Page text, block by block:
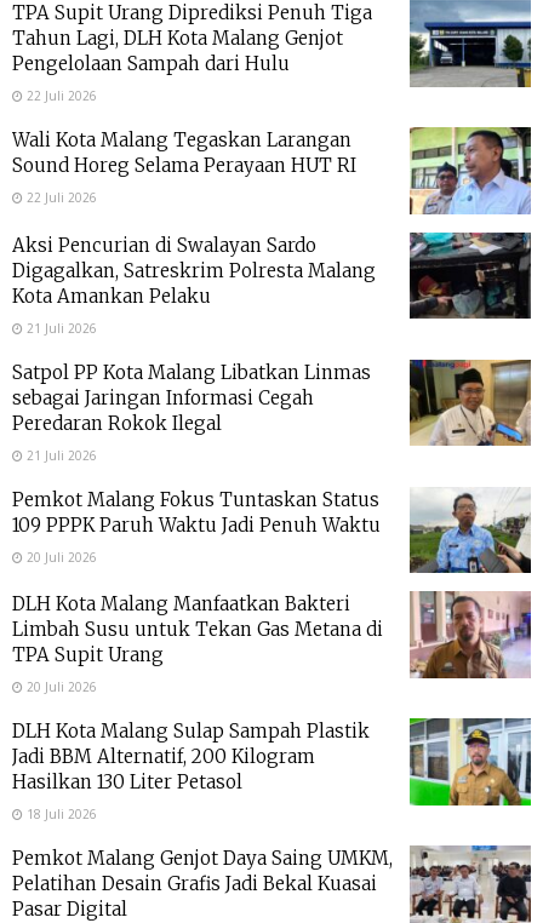
TPA Supit Urang Diprediksi Penuh Tiga
Tahun Lagi, DLH Kota Malang Genjot
Pengelolaan Sampah dari Hulu
22 Juli 2026
Wali Kota Malang Tegaskan Larangan
Sound Horeg Selama Perayaan HUT RI
22 Juli 2026
Aksi Pencurian di Swalayan Sardo
Digagalkan, Satreskrim Polresta Malang
Kota Amankan Pelaku
21 Juli 2026
Satpol PP Kota Malang Libatkan Linmas
sebagai Jaringan Informasi Cegah
Peredaran Rokok Ilegal
21 Juli 2026
Pemkot Malang Fokus Tuntaskan Status
109 PPPK Paruh Waktu Jadi Penuh Waktu
20 Juli 2026
DLH Kota Malang Manfaatkan Bakteri
Limbah Susu untuk Tekan Gas Metana di
TPA Supit Urang
20 Juli 2026
DLH Kota Malang Sulap Sampah Plastik
Jadi BBM Alternatif, 200 Kilogram
Hasilkan 130 Liter Petasol
18 Juli 2026
Pemkot Malang Genjot Daya Saing UMKM,
Pelatihan Desain Grafis Jadi Bekal Kuasai
Pasar Digital